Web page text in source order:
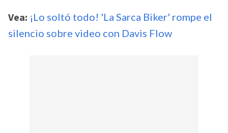
Vea: ¡Lo soltó todo! 'La Sarca Biker' rompe el
silencio sobre video con Davis Flow